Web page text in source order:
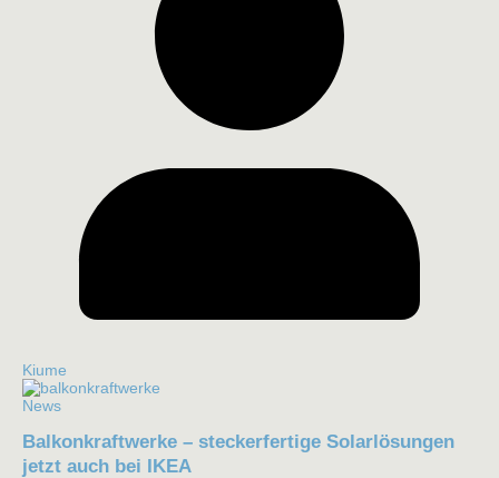
Kiume
News
Balkonkraftwerke – steckerfertige Solarlösungen
jetzt auch bei IKEA